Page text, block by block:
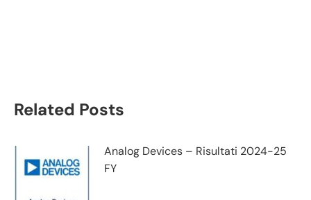
Related Posts
Analog Devices – Risultati 2024-25
FY